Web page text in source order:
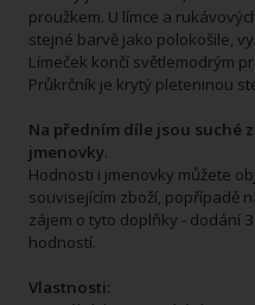
proužkem. U límce a
stejné barvě jako polokošile,
Límeček končí světlemodrým
Průkrčník je krytý pleteninou
Na předním díle jsou suché
jmenovky.
Hodnosti i jmenovky můžete
souvisejícím zboží, popřípadě
zájem o tyto doplňky - dodání
hodností.
Vlastnosti: